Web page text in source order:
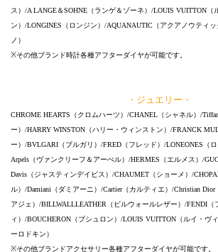
ス）/A LANGE＆SOHNE（ランゲ＆ゾーネ）/LOUIS VUITTON（
ン）/LONGINES（ロンジン）/AQUANAUTIC（アクアノウティッ
ノ）
※その他ブランド時計各種アフターダイヤが可能です。
・ジュエリー・
CHROME HEARTS（クロムハーツ）/CHANEL（シャネル）/
ー）/HARRY WINSTON（ハリー・ウィンストン）/FRANCK
ー）/BVLGARI（ブルガリ）/FRED（フレッド）/LONEONES（ロ
Arpels（ヴァンクリーフ＆アーぺル）/HERMES（エルメス）/
Davis（ジャスティンデイビス）/CHAUMET（ショーメ）/
ル）/Damiani（ダミアーニ）/Cartier（カルティエ）/Christian
アジェ）/BILLWALLLEATHER（ビルウォールレザー）/FENDI（
ィ）/BOUCHERON（ブシュロン）/LOUIS VUITTON（ルイ・ヴ
ーロドキン）
※その他ブランドアクセサリー各種アフターダイヤが可能です。